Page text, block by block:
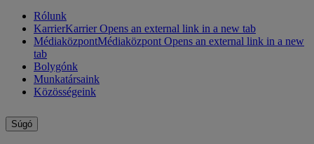
Rólunk
KarrierKarrier Opens an external link in a new tab
MédiaközpontMédiaközpont Opens an external link in a new
tab
Bolygónk
Munkatársaink
Közösségeink
Súgó